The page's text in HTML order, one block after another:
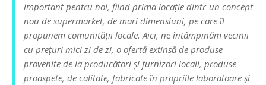
important pentru noi, fiind prima locație dintr-un concept
nou de supermarket, de mari dimensiuni, pe care îl
propunem comunității locale. Aici, ne întâmpinăm vecinii
cu prețuri mici zi de zi, o ofertă extinsă de produse
provenite de la producători și furnizori locali, produse
proaspete, de calitate, fabricate în propriile laboratoare și